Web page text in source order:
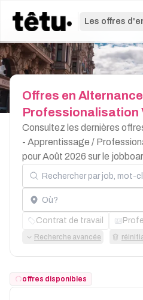
Les offres
Offres en Alternance
Professionalisation
Consultez les dernières
- Apprentissage /
pour Août 2026 sur le
Rechercher par job, mot-clé
Localisation
Contrat de travail
Recherche avancée
offres disponibles